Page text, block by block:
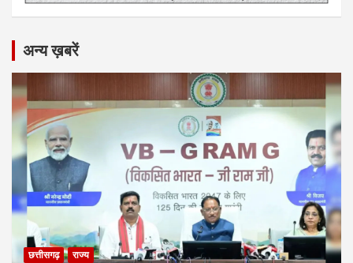
अन्य ख़बरें
छत्तीसगढ़ राज्य